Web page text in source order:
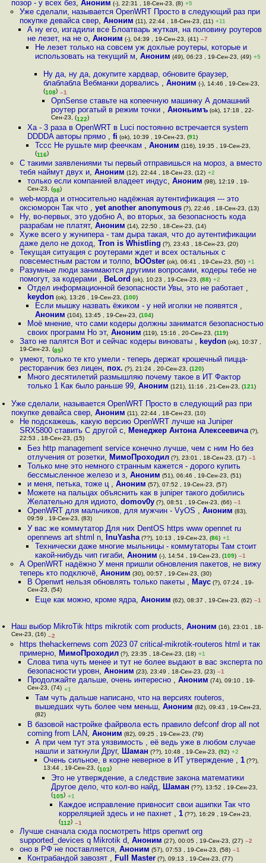
позор - у всех без,Аноним (-), 22:31 , 18-Сен-23, (8) +5
Уже сделали, называется OpenWRT Просто в следующий раз при
покупке девайса свер, Аноним (11), 22:44 , 18-Сен-23, (11) +11
А ну его, изгадили все Блоатварь жуткая, на половину роутеров
не лезет, на не о, Аноним (-), 04:39 , 19-Сен-23, (41) –7
Не лезет только на совсем уж дохлые роутеры, которые и
использовать на текущий м,Аноним (49), 06:23 , 19-Сен-23, (49) +5
Ну да, ну да, докупите хардвар, обновите браузер,
блаблабла Вебманки дорвались , Аноним (-), 14:46 , 19-Сен-23,
(108) –1
OpnSense ставьте на копеечную машинку А домашний
роутер рогатый в режим точки , Аноньимъ(ok), 17:18 , 22-
Сен-23, (122)
Ха - 3 раза в OpenWRT в Luci постоянно встречается system
DDDDA авторы прямо , fi (ok), 10:39 , 19-Сен-23, (91)
Тссс Не рушьте мир феечкам ,Аноним (116), 19:35 , 19-Сен-23,
(116)
С такими заявлениями ты первый отправишься на мороз, а вместо
тебя наймут двух и, Аноним (12), 22:44 , 18-Сен-23, (12) +2
только если компанией владеет индус, Аноним (98), 12:19 , 19-
Сен-23, (98)
web-морда и относительно надёжная аутентификация --- это
оксюморон Так что , yet another anonymous(?), 22:46 , 18-Сен-23, (13)
Ну, во-первых, это удобно А, во вторых, за безопасность кода
разрабам не платят, Аноним (14), 22:50 , 18-Сен-23, (14)
Хуже всего у жунипера - там дыра такая, что до аутентификации
даже дело не доход, Tron is Whistling (?), 23:43 , 18-Сен-23, (20)
Текущая ситуация с роутерами ждет и всех остальных с
повсеместным растом и толпо, bOOster(ok), 06:41 , 19-Сен-23, (50) +1
Разумные люди занимаются другими вопросами, кодеры тебе не
помогут, за кодерами , BeLord (ok), 10:23 , 19-Сен-23, (88) +2
Отдел информационной безопасности Увы, это не работает ,
keydon(ok), 13:26 , 19-Сен-23, (100)
Если мышку назвать ёжиком - у ней иголки не появятся ,
Аноним (104), 13:45 , 19-Сен-23, (104)
Моё мнение, что сами кодеры должны заниматся безопасностью
своих программ Но эт, Аноним (119), 15:16 , 20-Сен-23, (119)
Зато не палятся Вот и сейчас кодеры виноваты , keydon(ok), 10:37 ,
19-Сен-23, (89)
умеют, только те кто умели - теперь держат крошечный пицца-
ресторанчик без лицен, пох. (?), 21:24 , 20-Сен-23, (120)
Много десятилетий размышляю почему такое в ИТ Фактор
только 1 Как было раньше 99, Аноним (121), 11:16 , 21-Сен-23, (121)
Уже сделали, называется OpenWRT Просто в следующий раз при
покупке девайса свер,Аноним (11), 22:44 , 18-Сен-23, (10)
Не подскажешь, какую версию OpenWRT лучше на Juniper
SRX5800 ставить С другой с, Менеджер Антона Алексеевича(?),
22:53 , 18-Сен-23, (15)
Без http management service конечно лучше, чем с ним Но без
отлучения от розетки, МимоПроходил(?), 23:01 , 18-Сен-23, (17) –1
Только мне это немного странным кажется - дорого купить
бессмысленное железо и з, Аноним (51), 06:46 , 19-Сен-23, (51)
и меня, петька, тоже ц , Аноним (57), 07:52 , 19-Сен-23, (57)
Можете на пальцах объяснить как в juniper такого добились
Желательно для идиото, domov0y(?), 08:51 , 19-Сен-23, (66) –1
OpenWRT для мальчиков, для мужчин - VyOS , Аноним (83),
09:59 , 19-Сен-23, (83)
У вас же коммутатор Для них DentOS https www opennet ru
opennews art shtml n, InuYasha(??), 10:13 , 19-Сен-23, (86) +1
Технически даже многие мыльницы - коммутаторы Там стоит
какой-нибудь чип гигаби,Аноним (-), 14:54 , 19-Сен-23, (109) –1
А OpenWRT надёжно У меня пришли обновления пакетов, не вижу
теперь кто подключё, Аноним (30), 00:57 , 19-Сен-23, (30)
В Openwrt нельзя обновлять только пакеты , Маус(?), 07:24 , 19-
Сен-23, (54)
Еще как можно, кроме ядра,Аноним (62), 08:37 , 19-Сен-23, (62) –1
Наш выбор MikroTik https mikrotik com products,Аноним (16), 23:01 , 18-
Сен-23, (16) –2
https thehackernews com 2023 07 critical-mikrotik-routeros html и так
примерно, МимоПроходил(?), 23:35 , 18-Сен-23, (18) +1
Слова типа чуть менее и тут не более выдают в вас эксперта по
безопасности уровн, Аноним (23), 23:49 , 18-Сен-23, (23) –1
Продолжайте дальше, очень интересно , Аноним (74), 09:10 , 19-
Сен-23, (74) +1
Там чуть дальше написано, что на версиях routeros,
вышедших чуть более чем меньш,Аноним (82), 09:43 , 19-Сен-23,
(82)
В базовой настройке файрвола есть правило defconf drop all not
coming from LAN, Аноним (82), 09:25 , 19-Сен-23, (79)
А при чем тут эта уязвимость , её ведь уже в любом случае
нашли и заткнули Друг, Шаман (??), 10:48 , 19-Сен-23, (92) +2
Очень сильное, в корне неверное в ИТ утверждение , 1(??),
13:44 , 19-Сен-23, (103)
Это не утверждение, а следствие закона математики
Другое дело, что кол-во найд, Шаман (??), 13:52 , 19-Сен-23,
(105) +1
Каждое исправление привносит свои ашипки Так что
корреляцией здесь и не пахнет ,1 (??), 16:29 , 19-Сен-23,
(112) –1
Лучше сначала сюда посмотреть https openwrt org
supported_devices q Mikrotik d, Аноним (27), 00:05 , 19-Сен-23, (27) –2
оно в РФ не поставляется, Аноним (57), 07:53 , 19-Сен-23, (58) –1
Контрабандой завозят , Full Master(?), 09:13 , 19-Сен-23, (77)